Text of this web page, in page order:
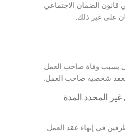
الضمان الاجتماعي
على غير ذلك.
بسبب وفاة صاحب العمل
شخصية صاحب العمل.
غير المحدد المدة
في إنهاء عقد العمل